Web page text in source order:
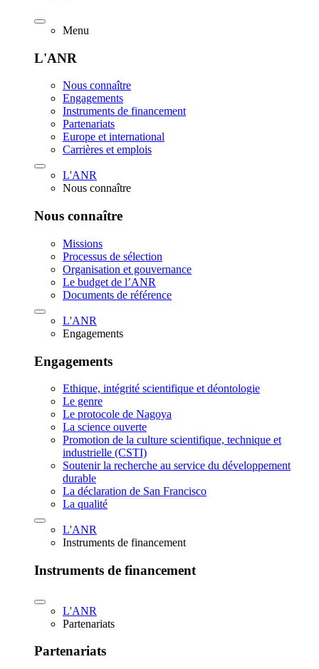
Menu
L'ANR
Nous connaître
Engagements
Instruments de financement
Partenariats
Europe et international
Carrières et emplois
L'ANR
Nous connaître
Nous connaître
Missions
Processus de sélection
Organisation et gouvernance
Le budget de l’ANR
Documents de référence
L'ANR
Engagements
Engagements
Ethique, intégrité scientifique et déontologie
Le genre
Le protocole de Nagoya
La science ouverte
Promotion de la culture scientifique, technique et
industrielle (CSTI)
Soutenir la recherche au service du développement
durable
La déclaration de San Francisco
La qualité
L'ANR
Instruments de financement
Instruments de financement
L'ANR
Partenariats
Partenariats